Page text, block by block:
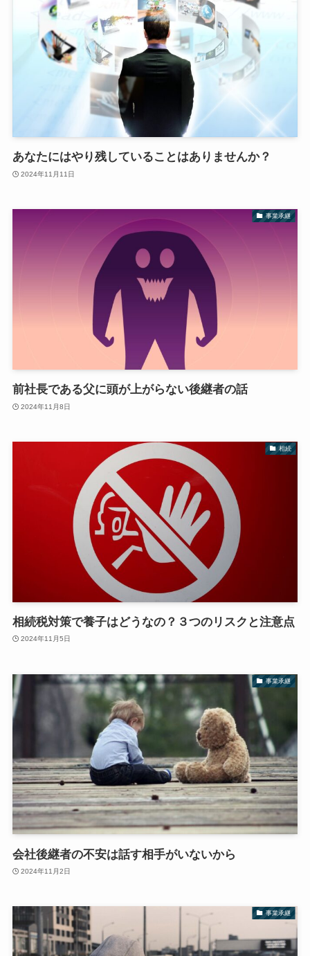
あなたにはやり残していることはありませんか？
2024年11月11日
事業承継
前社長である父に頭が上がらない後継者の話
2024年11月8日
相続
相続税対策で養子はどうなの？３つのリスクと注意点
2024年11月5日
事業承継
会社後継者の不安は話す相手がいないから
2024年11月2日
事業承継